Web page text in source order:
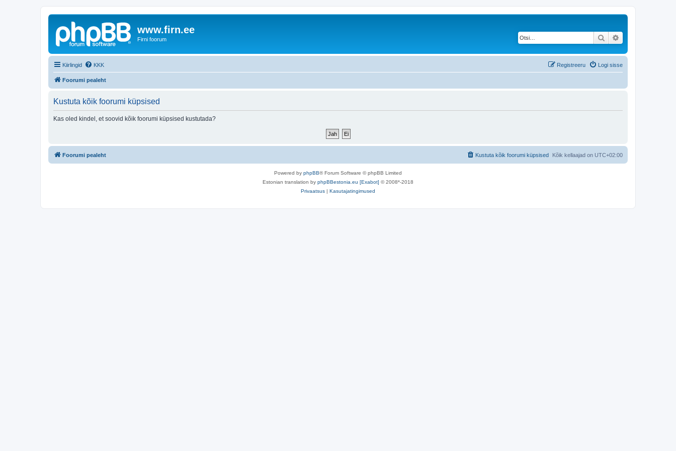
www.firn.ee
Firni foorum Otsi
Kiirlingid KKK Logi sisse
Registreeru
Foorumi pealeht
Kustuta kõik foorumi küpsised
Kas oled kindel, et soovid kõik foorumi küpsised kustutada?
Foorumi pealeht Kõik kellaajad on UTC+02:00
Kustuta kõik foorumi küpsised
Powered by phpBB® Forum Software © phpBB Limited
Estonian translation by phpBBestonia.eu [Exabot] © 2008*-2018
Privaatsus | Kasutajatingimused